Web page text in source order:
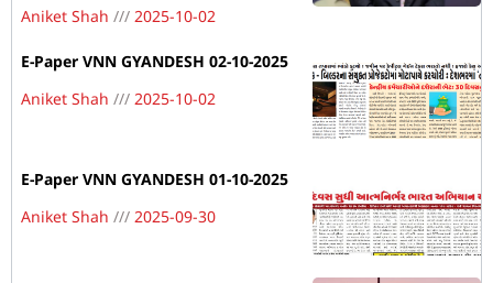
Aniket Shah
2025-10-02
E-Paper VNN GYANDESH 02-10-2025
Aniket Shah
2025-10-02
E-Paper VNN GYANDESH 01-10-2025
Aniket Shah
2025-09-30